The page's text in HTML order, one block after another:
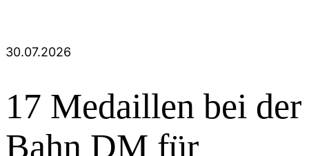
30.07.2026
17 Medaillen bei der
Bahn DM für